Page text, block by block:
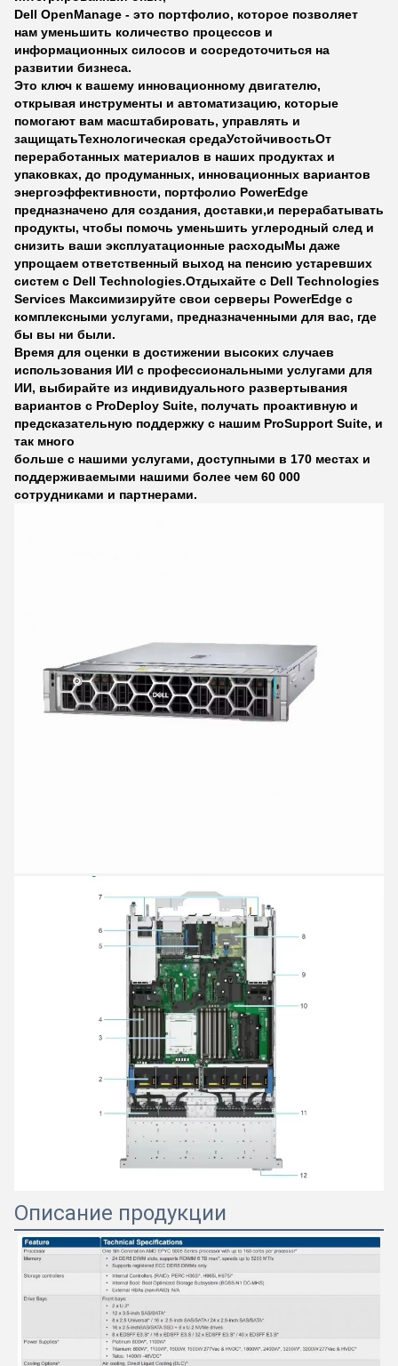
Dell OpenManage - это портфолио, которое позволяет
нам уменьшить количество процессов и
информационных силосов и сосредоточиться на
развитии бизнеса.
Это ключ к вашему инновационному двигателю,
открывая инструменты и автоматизацию, которые
помогают вам масштабировать, управлять и
защищатьТехнологическая средаУстойчивостьОт
переработанных материалов в наших продуктах и
упаковках, до продуманных, инновационных вариантов
энергоэффективности, портфолио PowerEdge
предназначено для создания, доставки,и перерабатывать
продукты, чтобы помочь уменьшить углеродный след и
снизить ваши эксплуатационные расходыМы даже
упрощаем ответственный выход на пенсию устаревших
систем с Dell Technologies.Отдыхайте с Dell Technologies
Services Максимизируйте свои серверы PowerEdge с
комплексными услугами, предназначенными для вас, где
бы вы ни были.
Время для оценки в достижении высоких случаев
использования ИИ с профессиональными услугами для
ИИ, выбирайте из индивидуального развертывания
вариантов с ProDeploy Suite, получать проактивную и
предсказательную поддержку с нашим ProSupport Suite, и
так много
больше с нашими услугами, доступными в 170 местах и
поддерживаемыми нашими более чем 60 000
сотрудниками и партнерами.
Описание продукции